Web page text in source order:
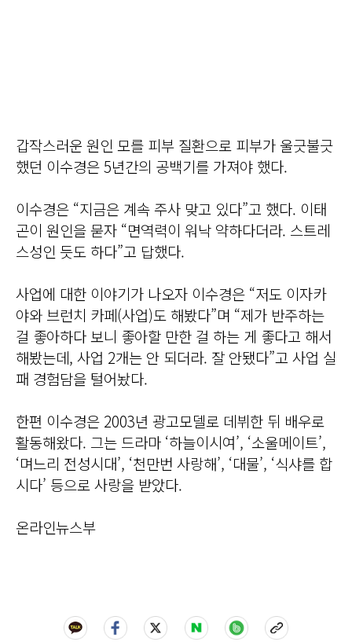
갑작스러운 원인 모를 피부 질환으로 피부가 울긋불긋
했던 이수경은 5년간의 공백기를 가져야 했다.
이수경은 “지금은 계속 주사 맞고 있다”고 했다. 이태
곤이 원인을 묻자 “면역력이 워낙 약하다더라. 스트레
스성인 듯도 하다”고 답했다.
사업에 대한 이야기가 나오자 이수경은 “저도 이자카
야와 브런치 카페(사업)도 해봤다”며 “제가 반주하는
걸 좋아하다 보니 좋아할 만한 걸 하는 게 좋다고 해서
해봤는데, 사업 2개는 안 되더라. 잘 안됐다”고 사업 실
패 경험담을 털어놨다.
한편 이수경은 2003년 광고모델로 데뷔한 뒤 배우로
활동해왔다. 그는 드라마 ‘하늘이시여’, ‘소울메이트’,
‘며느리 전성시대’, ‘천만번 사랑해’, ‘대물’, ‘식샤를 합
시다’ 등으로 사랑을 받았다.
온라인뉴스부